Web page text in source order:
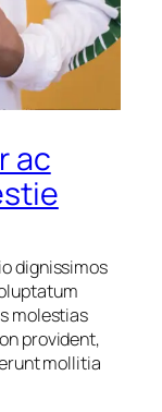
ac
dignissimos
molestias
provident,
mollitia